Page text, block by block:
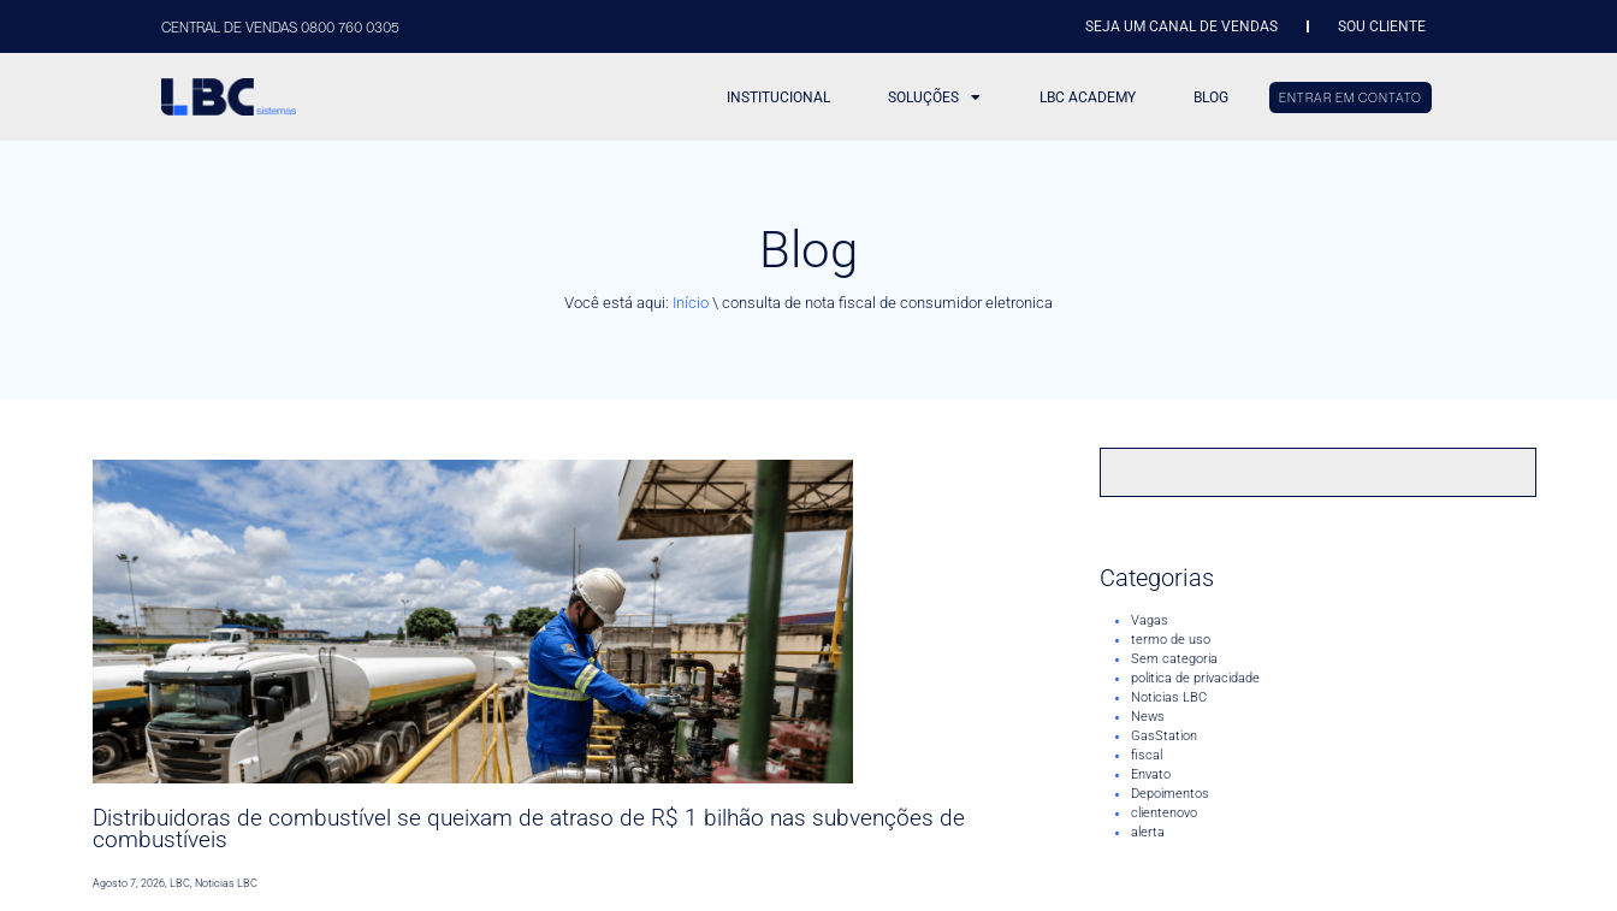
CENTRAL DE VENDAS 0800 760 0305 SEJA UM CANAL DE VENDAS SOU CLIENTE
INSTITUCIONAL SOLUÇÕES LBC ACADEMY BLOG ENTRAR EM CONTATO
Blog
Você está aqui: Início \ consulta de nota fiscal de consumidor eletronica
Distribuidoras de combustível se queixam de atraso de R$ 1 bilhão nas subvenções de
combustíveis
Agosto 7, 2026,LBC,Noticias LBC
Categorias
Vagas
termo de uso
Sem categoria
politica de privacidade
Noticias LBC
News
GasStation
fiscal
Envato
Depoimentos
clientenovo
alerta